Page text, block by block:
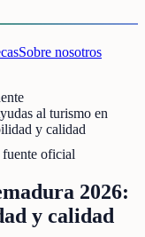
Sobre nosotros
al turismo en
y calidad
oficial
2026:
y calidad